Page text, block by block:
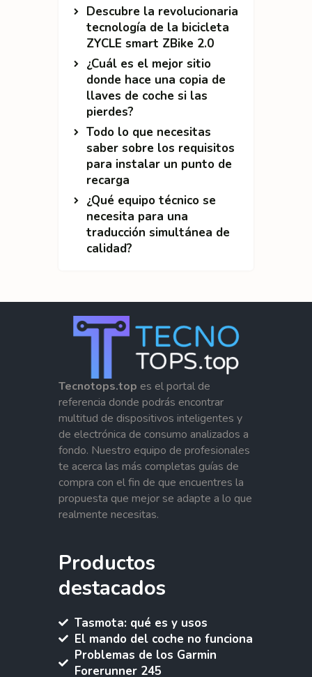
Descubre la revolucionaria
tecnología de la bicicleta
ZYCLE smart ZBike 2.0
¿Cuál es el mejor sitio
donde hace una copia de
llaves de coche si las
pierdes?
Todo lo que necesitas
saber sobre los requisitos
para instalar un punto de
recarga
¿Qué equipo técnico se
necesita para una
traducción simultánea de
calidad?
Tecnotops.top es el portal de
referencia donde podrás encontrar
multitud de dispositivos inteligentes y
de electrónica de consumo analizados a
fondo. Nuestro equipo de profesionales
te acerca las más completas guías de
compra con el fin de que encuentres la
propuesta que mejor se adapte a lo que
realmente necesitas.
Productos
destacados
Tasmota: qué es y usos
El mando del coche no funciona
Problemas de los Garmin
Forerunner 245